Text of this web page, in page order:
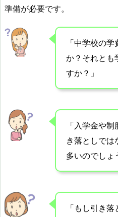
準備が必要です。
「中学校の
か？それとも
すか？」
「入学金や
き落としでは
多いのでしょ
「もし引き